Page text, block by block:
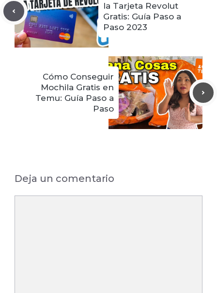
la Tarjeta Revolut
Gratis: Guía Paso a
Paso 2023
Cómo Conseguir
Mochila Gratis en
Temu: Guía Paso a
Paso
Deja un comentario